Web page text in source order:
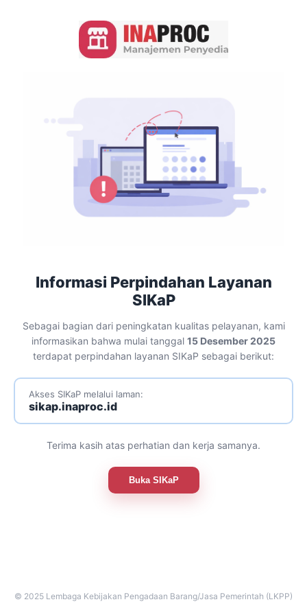
Informasi Perpindahan Layanan
SIKaP
Sebagai bagian dari peningkatan kualitas pelayanan, kami
informasikan bahwa mulai tanggal 15 Desember 2025
terdapat perpindahan layanan SIKaP sebagai berikut:
Akses SIKaP melalui laman:
sikap.inaproc.id
Terima kasih atas perhatian dan kerja samanya.
Buka SIKaP
© 2025 Lembaga Kebijakan Pengadaan Barang/Jasa Pemerintah (LKPP)